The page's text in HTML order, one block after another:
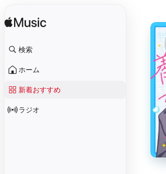
検索
ホーム
新着おすすめ
ラジオ